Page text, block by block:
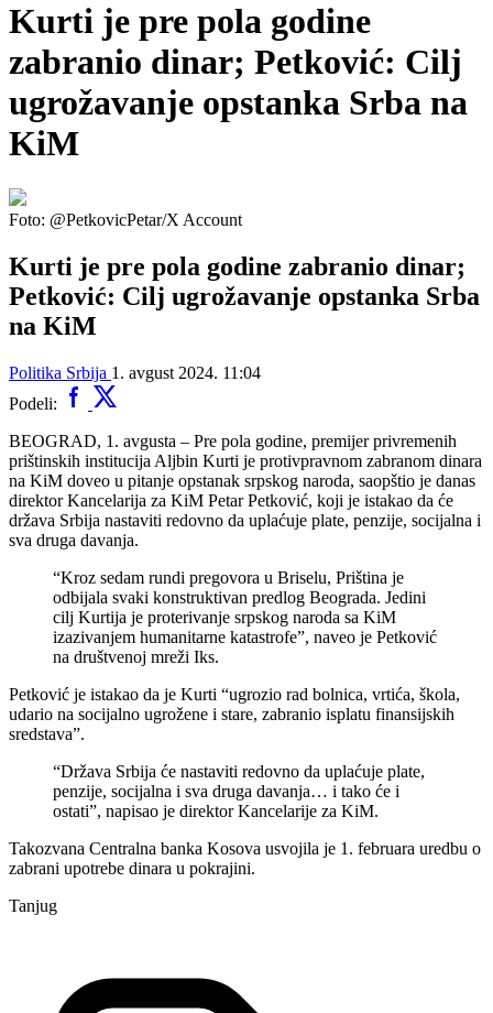
Kurti je pre pola godine
zabranio dinar; Petković: Cilj
ugrožavanje opstanka Srba na
KiM
Foto: @PetkovicPetar/X Account
Kurti je pre pola godine zabranio dinar;
Petković: Cilj ugrožavanje opstanka Srba
na KiM
Politika Srbija 1. avgust 2024. 11:04
Podeli:
BEOGRAD, 1. avgusta – Pre pola godine, premijer privremenih
prištinskih institucija Aljbin Kurti je protivpravnom zabranom dinara
na KiM doveo u pitanje opstanak srpskog naroda, saopštio je danas
direktor Kancelarija za KiM Petar Petković, koji je istakao da će
država Srbija nastaviti redovno da uplaćuje plate, penzije, socijalna i
sva druga davanja.
“Kroz sedam rundi pregovora u Briselu, Priština je
odbijala svaki konstruktivan predlog Beograda. Jedini
cilj Kurtija je proterivanje srpskog naroda sa KiM
izazivanjem humanitarne katastrofe”, naveo je Petković
na društvenoj mreži Iks.
Petković je istakao da je Kurti “ugrozio rad bolnica, vrtića, škola,
udario na socijalno ugrožene i stare, zabranio isplatu finansijskih
sredstava”.
“Država Srbija će nastaviti redovno da uplaćuje plate,
penzije, socijalna i sva druga davanja… i tako će i
ostati”, napisao je direktor Kancelarije za KiM.
Takozvana Centralna banka Kosova usvojila je 1. februara uredbu o
zabrani upotrebe dinara u pokrajini.
Tanjug